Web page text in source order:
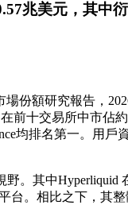
兆美元，其中
場份額研究報告，
前十交易所中市佔
均排名第一。用
。其中
台。相比之下，其